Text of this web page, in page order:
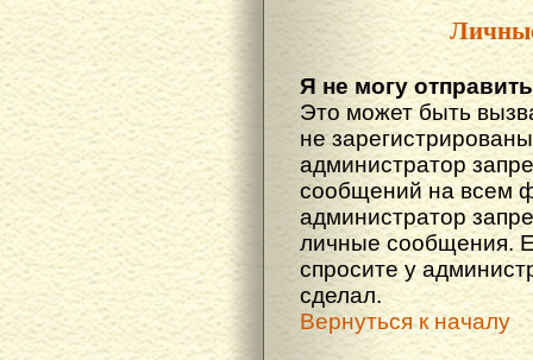
Я не могу
Это может быть
не
администратор
сообщений на всем
администратор
личные сообщения.
спросите у
сделал.
Вернуться к началу